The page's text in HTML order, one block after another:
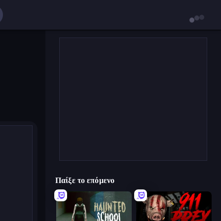
Παίξε το επόμενο